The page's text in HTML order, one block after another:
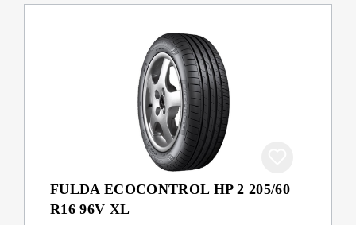
FULDA ECOCONTROL HP 2 205/60
R16 96V XL